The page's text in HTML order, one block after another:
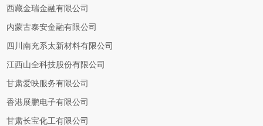
西藏金瑞金融有限公司
内蒙古泰安金融有限公司
四川南充系太新材料有限公司
江西山全科技股份有限公司
甘肃爱映服务有限公司
香港展鹏电子有限公司
甘肃长宝化工有限公司